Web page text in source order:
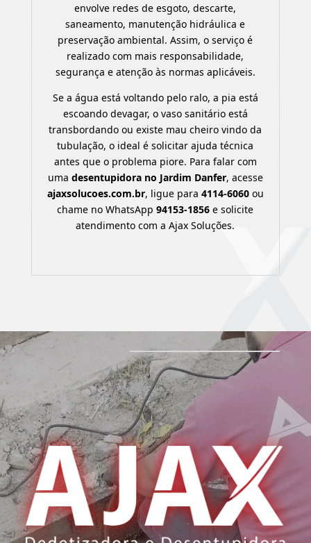
envolve redes de esgoto, descarte,
saneamento, manutenção hidráulica e
preservação ambiental. Assim, o serviço é
realizado com mais responsabilidade,
segurança e atenção às normas aplicáveis.
Se a água está voltando pelo ralo, a pia está
escoando devagar, o vaso sanitário está
transbordando ou existe mau cheiro vindo da
tubulação, o ideal é solicitar ajuda técnica
antes que o problema piore. Para falar com
uma desentupidora no Jardim Danfer, acesse
ajaxsolucoes.com.br, ligue para 4114-6060ou
chame no WhatsApp94153-1856 e solicite
atendimento com a Ajax Soluções.